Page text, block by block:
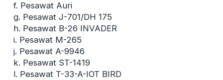
f. Pesawat Auri
g. Pesawat J-701/DH 175
h. Pesawat B-26 INVADER
i. Pesawat M-265
j. Pesawat A-9946
k. Pesawat ST-1419
l. Pesawat T-33-A-IOT BIRD